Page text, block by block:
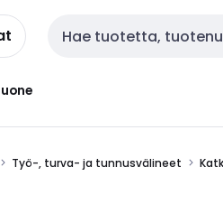
Haku
Työ-, turva- ja tunnusvälineet